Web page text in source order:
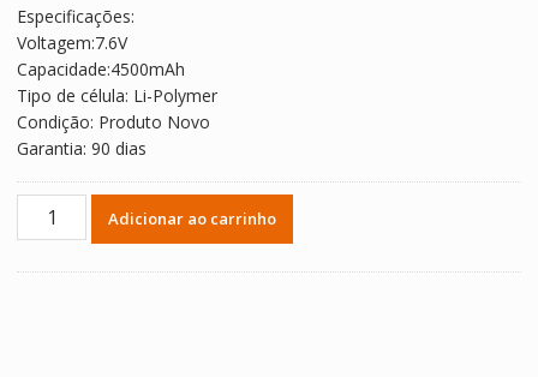
era:
R$ 316,80.
Especificações:
Voltagem:7.6V
Capacidade:4500mAh
Tipo de célula: Li-Polymer
Condição: Produto Novo
Garantia: 90 dias
Bateria
Tablet
Adicionar ao carrinho